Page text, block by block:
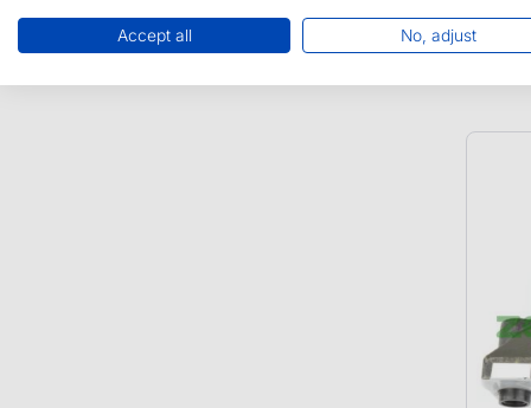
Accept all No, adjust